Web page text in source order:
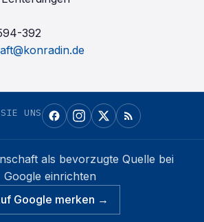
392
UNS
als bevorzugte Quelle bei
Google einrichten
Google merken →